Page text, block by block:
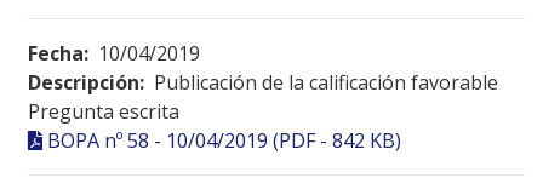
Fecha: 10/04/2019
Descripción: Publicación de la calificación favorable
Pregunta escrita
BOPA nº 58 - 10/04/2019 (PDF - 842 KB)